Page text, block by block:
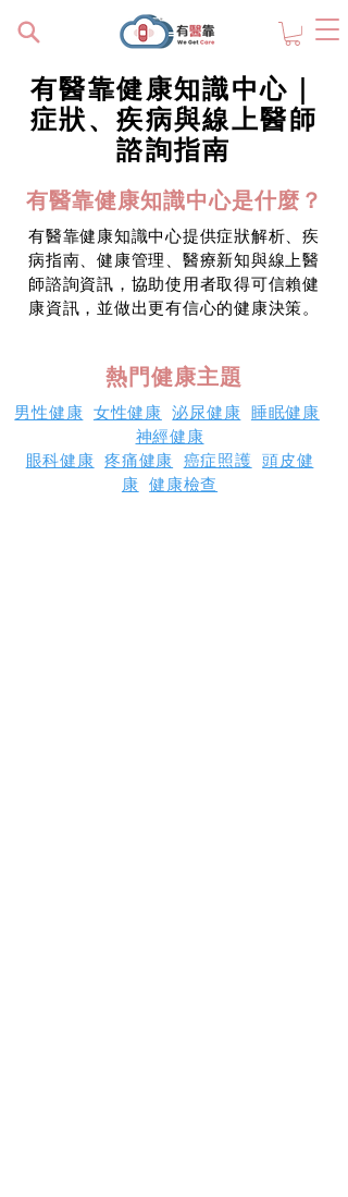
有醫靠健康知識中心｜
症狀、疾病與線上醫師
諮詢指南
有醫靠健康知識中心是什麼？
有醫靠健康知識中心提供症狀解析、疾
病指南、健康管理、醫療新知與線上醫
師諮詢資訊，協助使用者取得可信賴健
康資訊，並做出更有信心的健康決策。
熱門健康主題
男性健康 女性健康 泌尿健康 睡眠健康
神經健康
眼科健康 疼痛健康 癌症照護 頭皮健
康 健康檢查